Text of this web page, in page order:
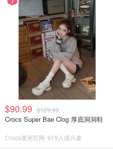
$90.99 $129.99
Crocs Super Bae Clog 厚底洞洞鞋
Crocs澳洲官网 619人感兴趣